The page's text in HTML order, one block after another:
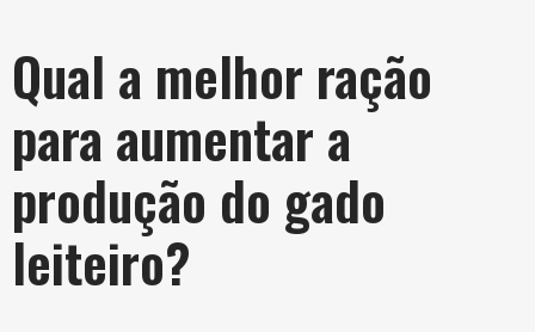
Qual a melhor ração
para aumentar a
produção do gado
leiteiro?